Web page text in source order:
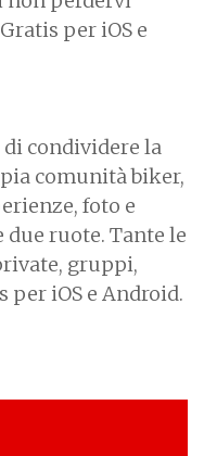
per iOS e
condividere la
comunità biker,
foto e
due ruote. Tante le
gruppi,
per iOS e Android.